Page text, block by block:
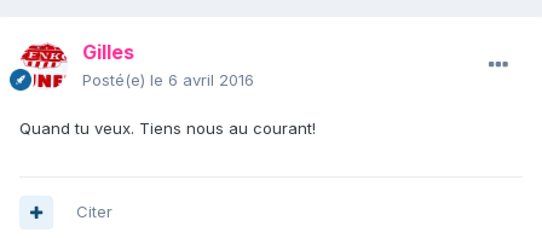
Gilles
Posté(e) le 6 avril 2016
Quand tu veux. Tiens nous au courant!
Citer